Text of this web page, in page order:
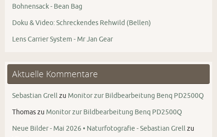
Bohnensack - Bean Bag
Doku & Video: Schreckendes Rehwild (Bellen)
Lens Carrier System - Mr Jan Gear
Aktuelle Kommentare
Sebastian Grellzu Monitor zur Bildbearbeitung Benq PD2500Q
Thomaszu Monitor zur Bildbearbeitung Benq PD2500Q
Neue Bilder - Mai 2026 • Naturfotografie - Sebastian Grellzu